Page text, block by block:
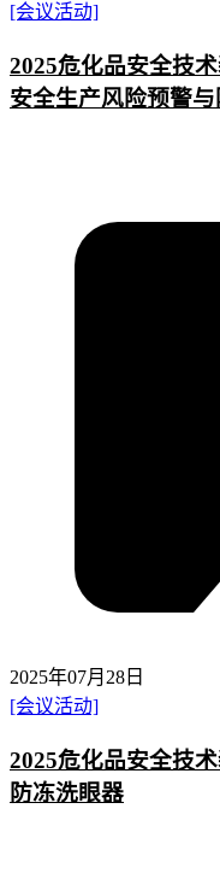
[会议活动]
2025危化品安全技
安全生产风险预警
2025年07月28日
[会议活动]
2025危化品安全技
防冻洗眼器